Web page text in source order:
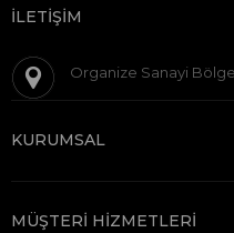
İLETİŞİM
Organize Sanayi
KURUMSAL
MÜŞTERİ HİZMETLERİ